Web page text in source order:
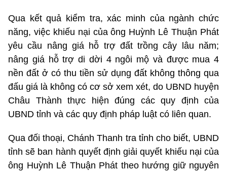
Qua kết quả kiểm tra, xác minh của ngành chức
năng, việc khiếu nại của ông Huỳnh Lê Thuận Phát
yêu cầu nâng giá hỗ trợ đất trồng cây lâu năm;
nâng giá hỗ trợ di dời 4 ngôi mộ và được mua 4
nền đất ở có thu tiền sử dụng đất không thông qua
đấu giá là không có cơ sở xem xét, do UBND huyện
Châu Thành thực hiện đúng các quy định của
UBND tỉnh và các quy định pháp luật có liên quan.
Qua đối thoại, Chánh Thanh tra tỉnh cho biết, UBND
tỉnh sẽ ban hành quyết định giải quyết khiếu nại của
ông Huỳnh Lê Thuận Phát theo hướng giữ nguyên